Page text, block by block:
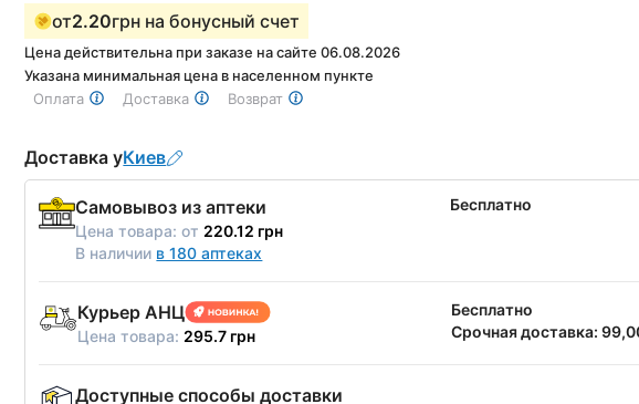
от2.20грн на бонусный счет
Цена действительна при заказе на сайте 06.08.2026
Указана минимальная цена в населенном пункте
Оплата
Доставка Возврат
Доставка уКиев
Самовывоз из аптеки
Цена товара:от 220.12 грн
В наличии в 180 аптеках
Бесплатно
Курьер АНЦ
Цена товара: 295.7 грн
Бесплатно
Срочная доставка:
Доступные способы доставки